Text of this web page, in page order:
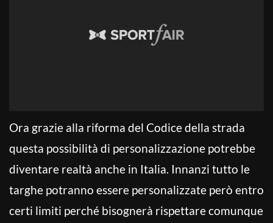
Ora grazie alla riforma del Codice della strada
questa possibilità di personalizzazione potrebbe
diventare realtà anche in Italia. Innanzi tutto le
targhe potranno essere personalizzate però entro
certi limiti perché bisognerà rispettare comunque